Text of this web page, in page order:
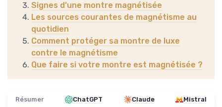
Signes d’une montre magnétisée
Les sources courantes de magnétisme au
quotidien
Comment protéger sa montre de luxe
contre le magnétisme
Que faire si votre montre est magnétisée ?
Résumer ChatGPT Claude Mistral